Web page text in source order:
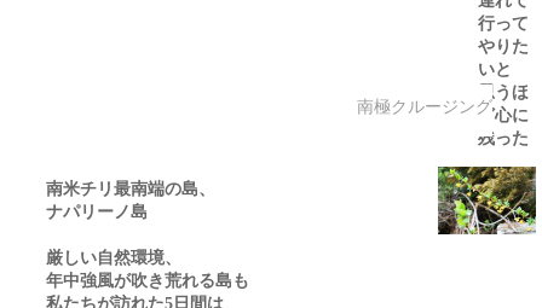
南極クルージング
南米チリ最南端の島、
ナパリーノ島
厳しい自然環境、
年中強風が吹き荒れる島も
私たちが訪れた5日間は
行って
やりた
いと
思うほ
ど心に
残った